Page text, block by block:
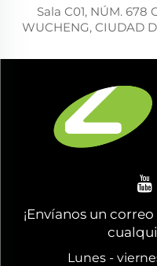
Sala C01, NÚM. 678
WUCHENG, CIUDAD
¡Envíanos un
Lunes -